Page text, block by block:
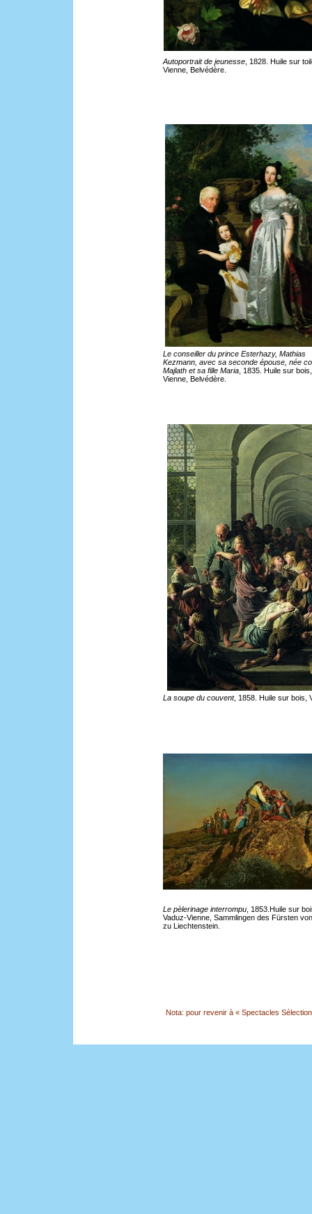
Autoportrait de jeunesse , 1828. Huile sur
Vienne, Belvédère.
Le conseiller du prince Esterhazy, Mathias
Kezmann, avec sa seconde épouse, née
Majlath et sa fille Maria , 1835. Huile sur bois,
Vienne, Belvédère.
La soupe du couvent, 1858. Huile sur bois,
Le pèlerinage interrompu , 1853.Huile sur
Vaduz-Vienne, Sammlingen des Fürsten
zu Liechtenstein.
Nota: pour revenir à « Spectacles